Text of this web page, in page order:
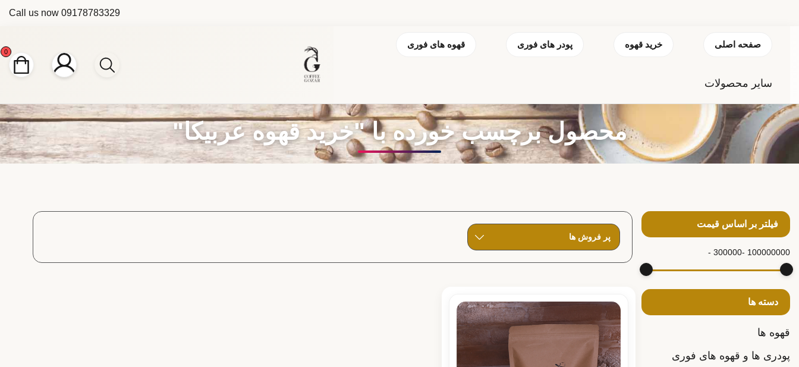
Call us now 09178783329
صفحه اصلی خرید قهوه پودر های فوری قهوه های فوری
سایر محصولات
0
محصول برچسب خورده با "خرید قهوه عربیکا"
فیلتر بر اساس قیمت
300000 - 100000000 -
دسته ها
قهوه ها
پودری ها و قهوه های فوری